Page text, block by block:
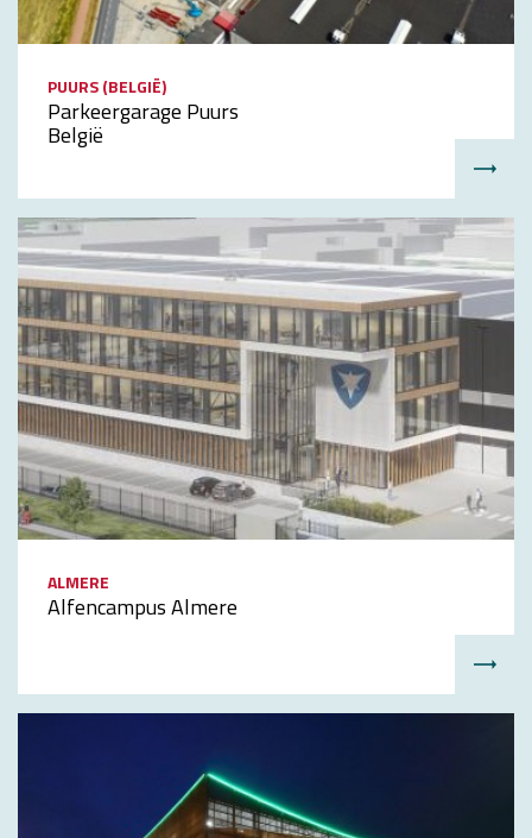
PUURS (BELGIË)
Parkeergarage Puurs
België
ALMERE
Alfencampus Almere